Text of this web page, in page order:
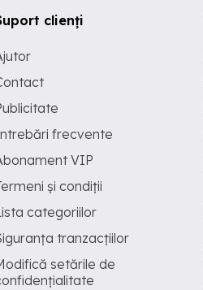
clienți
frecvente
VIP
și condiții
categoriilor
tranzacțiilor
setările de